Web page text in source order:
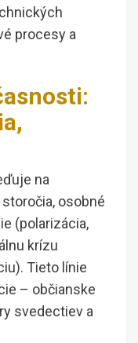
procesy a
na
osobné
(polarizácia,
krízu
Tieto línie
– občianske
svedectiev a